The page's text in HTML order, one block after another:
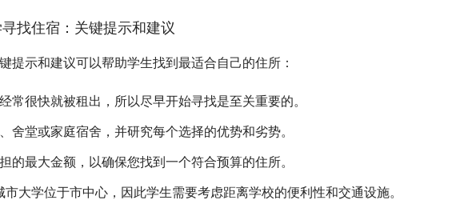
找住宿：关键提示和建议
提示和建议可以帮助学生找到最适合自己的住所：
常很快就被租出，所以尽早开始寻找是至关重要的。
舍堂或家庭宿舍，并研究每个选择的优势和劣势。
的最大金额，以确保您找到一个符合预算的住所。
大学位于市中心，因此学生需要考虑距离学校的便利性和交通设施。